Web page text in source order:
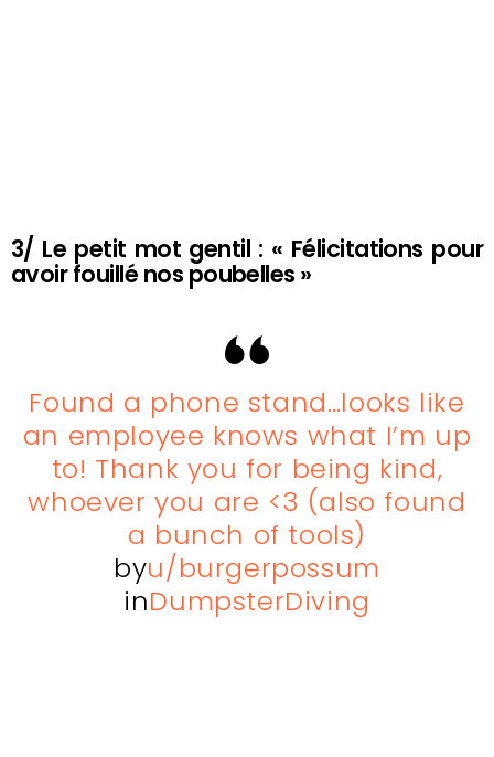
3/ Le petit mot gentil : « Félicitations pour
avoir fouillé nos poubelles »
Found a phone stand…looks like
an employee knows what I’m up
to! Thank you for being kind,
whoever you are <3 (also found
a bunch of tools)
byu/burgerpossum
inDumpsterDiving